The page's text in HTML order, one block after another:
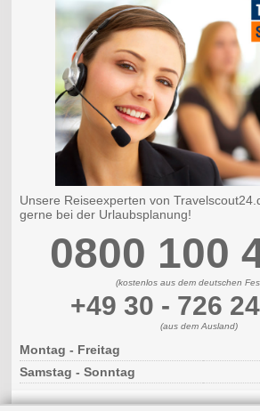
Unsere Reiseexperten von
gerne bei der Urlaubsplanung!
0800 100
(kostenlos aus dem deutschen
+49 30 - 726
(aus dem Ausland)
Montag - Freitag
Samstag - Sonntag